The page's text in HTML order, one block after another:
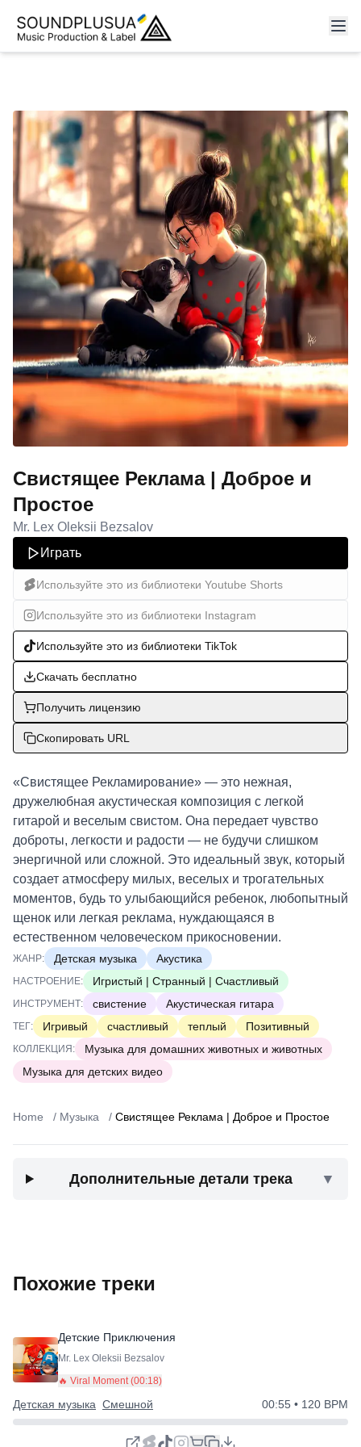
Свистящее Реклама | Доброе и
Простое
Mr. Lex Oleksii Bezsalov
Играть
Используйте это из библиотеки Youtube Shorts
Используйте это из библиотеки Instagram
Используйте это из библиотеки TikTok
Скачать бесплатно
Получить лицензию
Скопировать URL
«Свистящее Рекламирование» — это нежная,
дружелюбная акустическая композиция с легкой
гитарой и веселым свистом. Она передает чувство
доброты, легкости и радости — не будучи слишком
энергичной или сложной. Это идеальный звук, который
создает атмосферу милых, веселых и трогательных
моментов, будь то улыбающийся ребенок, любопытный
щенок или легкая реклама, нуждающаяся в
естественном человеческом прикосновении.
ЖАНР: Детская музыка Акустика
НАСТРОЕНИЕ: Игристый | Странный | Счастливый
ИНСТРУМЕНТ: свистение Акустическая гитара
ТЕГ: Игривый счастливый теплый Позитивный
КОЛЛЕКЦИЯ:
Музыка для домашних животных и животных
Музыка для детских видео
Home / Музыка / Свистящее Реклама | Доброе и Простое
Дополнительные детали трека ▼
Похожие треки
Детские Приключения
Mr. Lex Oleksii Bezsalov
🔥 Viral Moment (00:18)
Детская музыка Смешной 00:55 • 120 BPM